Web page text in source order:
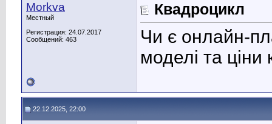
Morkva
Местный
Регистрация: 24.07.2017
Сообщений: 463
Квадроцикл
Чи є онлайн-
моделі та ціни
22.12.2025, 22:00